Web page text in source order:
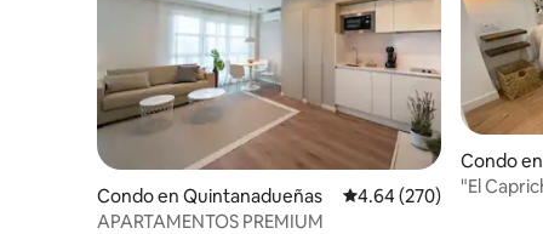
Condo en Quintanadueñas Calificación promedio:
4.64 (270)
APARTAMENTOS PREMIUM
Condo
"El Capricho" Coqueto